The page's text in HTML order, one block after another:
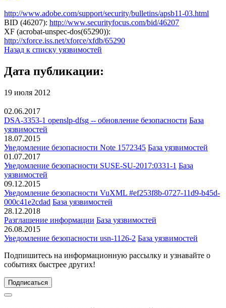
http://www.adobe.com/support/security/bulletins/apsb11-03.html
BID (46207): http://www.securityfocus.com/bid/46207
XF (acrobat-unspec-dos(65290)):
http://xforce.iss.net/xforce/xfdb/65290
Назад к списку уязвимостей
Дата публикации:
19 июля 2012
02.06.2017
DSA-3353-1 openslp-dfsg -- обновление безопасности База
уязвимостей
18.07.2015
Уведомление безопасности Note 1572345 База уязвимостей
01.07.2017
Уведомление безопасности SUSE-SU-2017:0331-1 База
уязвимостей
09.12.2015
Уведомление безопасности VuXML #ef253f8b-0727-11d9-b45d-
000c41e2cdad База уязвимостей
28.12.2018
Разглашение информации База уязвимостей
26.08.2015
Уведомление безопасности usn-1126-2 База уязвимостей
Подпишитесь на информационную рассылку и узнавайте о
событиях быстрее других!
Подписаться